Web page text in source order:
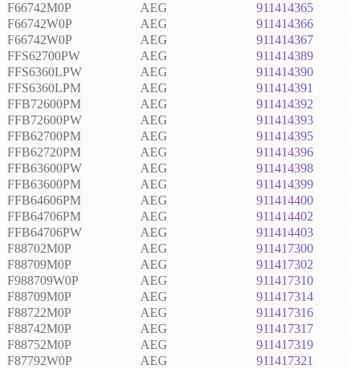
F66742M0P
AEG
911414365
F66742W0P
AEG
911414366
F66742W0P
AEG
911414367
FFS62700PW
AEG
911414389
FFS6360LPW
AEG
911414390
FFS6360LPM
AEG
911414391
FFB72600PM
AEG
911414392
FFB72600PW
AEG
911414393
FFB62700PM
AEG
911414395
FFB62720PM
AEG
911414396
FFB63600PW
AEG
911414398
FFB63600PM
AEG
911414399
FFB64606PM
AEG
911414400
FFB64706PM
AEG
911414402
FFB64706PW
AEG
911414403
F88702M0P
AEG
911417300
F88709M0P
AEG
911417302
F988709W0P
AEG
911417310
F88709M0P
AEG
911417314
F88722M0P
AEG
911417316
F88742M0P
AEG
911417317
F88752M0P
AEG
911417319
F87792W0P
AEG
911417321